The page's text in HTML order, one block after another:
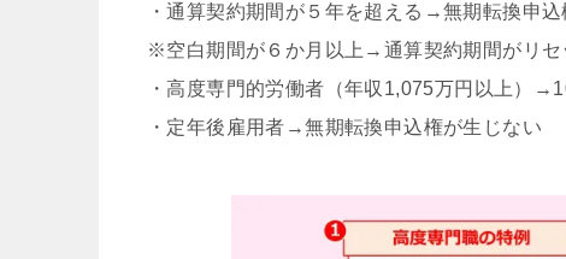
・通算契約期間が５年を超える→無期転換申込
※空白期間が６か月以上→通算契約期間がリセ
・高度専門的労働者（年収1,075万円以上）
・定年後雇用者→無期転換申込権が生じない